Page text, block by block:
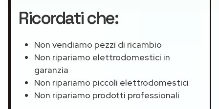
Ricordati che:
Non vendiamo pezzi di ricambio
Non ripariamo elettrodomestici in
garanzia
Non ripariamo piccoli elettrodomestici
Non ripariamo prodotti professionali